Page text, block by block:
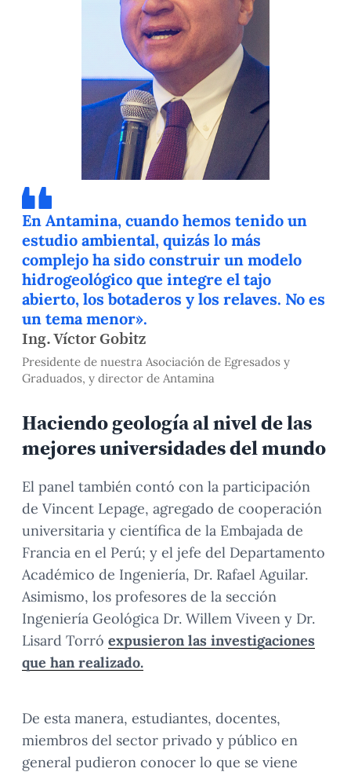
En Antamina, cuando hemos tenido un
estudio ambiental, quizás lo más
complejo ha sido construir un modelo
hidrogeológico que integre el tajo
abierto, los botaderos y los relaves. No es
un tema menor».
Ing. Víctor Gobitz
Presidente de nuestra Asociación de Egresados y
Graduados, y director de Antamina
Haciendo geología al nivel de las
mejores universidades del mundo
El panel también contó con la participación
de Vincent Lepage, agregado de cooperación
universitaria y científica de la Embajada de
Francia en el Perú; y el jefe del Departamento
Académico de Ingeniería, Dr. Rafael Aguilar.
Asimismo, los profesores de la sección
Ingeniería Geológica Dr. Willem Viveen y Dr.
Lisard Torró expusieron las investigaciones
que han realizado.
De esta manera, estudiantes, docentes,
miembros del sector privado y público en
general pudieron conocer lo que se viene